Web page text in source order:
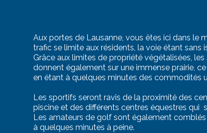
Aux portes de Lausanne, vous êtes ici dans le
trafic se limite aux résidents, la voie étant sans
Grâce aux limites de propriété végétalisées,
donnent également sur une immense prairie,
en étant à quelques minutes des commodités
Les sportifs seront ravis de la proximité des
piscine et des différents centres équestres
Les amateurs de golf sont également
à quelques minutes à peine.